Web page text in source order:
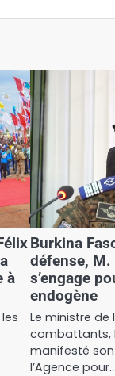
à
Burkina
défense,
s’engage
endogène
Le ministre de
combattants,
manifesté son
l’Agence pour…